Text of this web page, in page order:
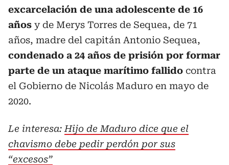
excarcelación de una adolescente de 16
años y de Merys Torres de Sequea, de 71
años, madre del capitán Antonio Sequea,
condenado a 24 años de prisión por formar
parte de un ataque marítimo fallido contra
el Gobierno de Nicolás Maduro en mayo de
2020.
Le interesa: Hijo de Maduro dice que el
chavismo debe pedir perdón por sus
“excesos”